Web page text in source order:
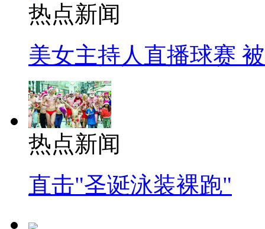
热点新闻
美女主持人直播球赛
热点新闻
直击"圣诞泳装裸跑"